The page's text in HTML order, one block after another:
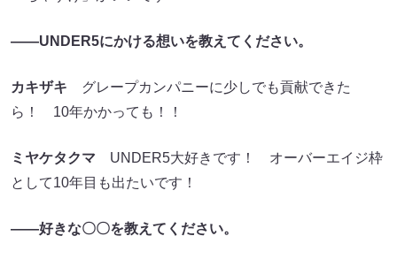
――UNDER5にかける想いを教えてください。
カキザキ グレープカンパニーに少しでも貢献できた
ら！ 10年かかっても！！
ミヤケタクマ UNDER5大好きです！ オーバーエイジ枠
として10年目も出たいです！
――好きな〇〇を教えてください。